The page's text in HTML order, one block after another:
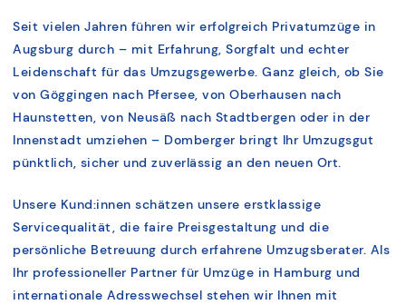
Seit vielen Jahren führen wir erfolgreich Privatumzüge in
Augsburg durch – mit Erfahrung, Sorgfalt und echter
Leidenschaft für das Umzugsgewerbe. Ganz gleich, ob Sie
von Göggingen nach Pfersee, von Oberhausen nach
Haunstetten, von Neusäß nach Stadtbergen oder in der
Innenstadt umziehen – Domberger bringt Ihr Umzugsgut
pünktlich, sicher und zuverlässig an den neuen Ort.
Unsere Kund:innen schätzen unsere erstklassige
Servicequalität, die faire Preisgestaltung und die
persönliche Betreuung durch erfahrene Umzugsberater. Als
Ihr professioneller Partner für Umzüge in Hamburg und
internationale Adresswechsel stehen wir Ihnen mit